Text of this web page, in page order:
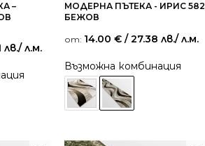
–
лв./ л.м.
МОДЕРНА ПЪТЕКА - ИРИС 582
БЕЖОВ
от: 14.00 € / 27.38 лв./ л.м.
Възможна комбинация